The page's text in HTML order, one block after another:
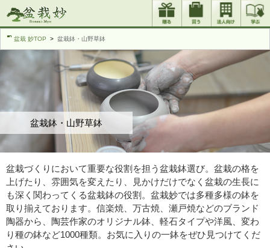
盆栽 妙TOP 盆栽鉢・山野草鉢
盆栽鉢・山野草鉢
盆栽づくりにおいて重要な役割を担う盆栽鉢選び。盆栽の格を
上げたり、雰囲気を変えたり、見かけだけでなく盆栽の生長に
も深く関わってくる盆栽鉢の役割。盆栽妙では多種多様の鉢を
取り揃えております。信楽焼、万古焼、瀬戸焼などのブランド
陶器から、陶芸作家のオリジナル鉢、軽石タイプや洋風、変わ
り種の鉢など1000種類。お気に入りの一鉢をぜひ見つけてくだ